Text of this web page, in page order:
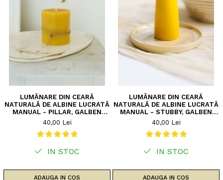
LUMÂNARE DIN CEARĂ
NATURALĂ DE ALBINE LUCRATĂ
MANUAL - PILLAR, GALBEN
NATURAL
40,00 Lei
IN STOC
ADAUGA IN COS
LUMÂNARE DIN CEARĂ
NATURALĂ DE ALBINE LUCRATĂ
MANUAL - STUBBY, GALBEN
NATURAL
40,00 Lei
IN STOC
ADAUGA IN COS